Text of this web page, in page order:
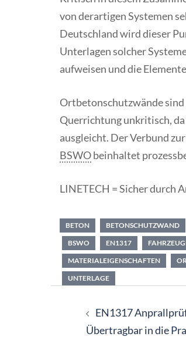
von derartigen Systemen
Deutschland wird dieser
Unterlagen solcher
aufweisen und die Elemente
Ortbetonschutzwände sind
Querrichtung unkritisch,
ausgleicht. Der Verbund
BSWObeinhaltet
LINETECH = Sicher durch
BETON BETONSCHUTZWAND
BSWO
EN1317
MATERIALEIGENSCHAFTEN
UNTERLAGE
EN1317
Übertragbar in die